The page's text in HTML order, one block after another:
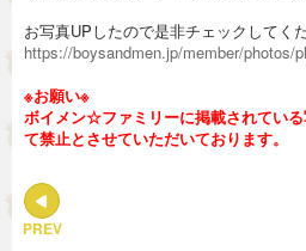
お写真UPしたので是非チェックしてく
https://boysandmen.jp/member/photos/
※お願い※
ボイメン☆ファミリーに掲載されてい
て禁止とさせていただいております。
PREV